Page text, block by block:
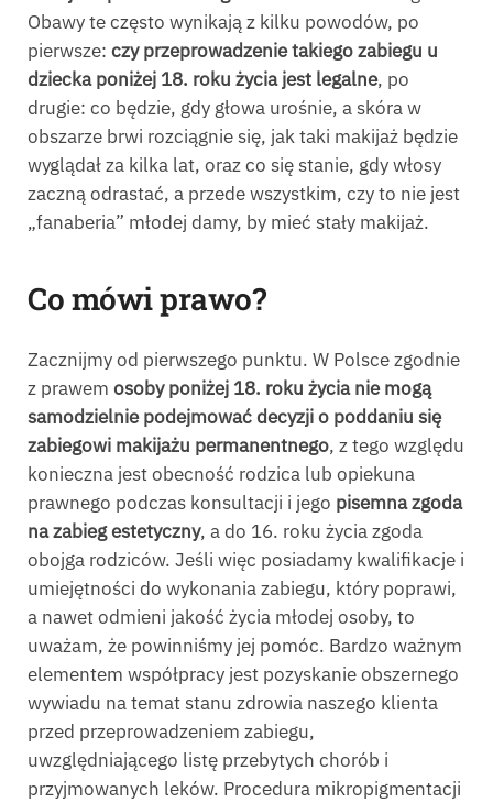
Obawy te często wynikają z kilku powodów, po
pierwsze: czy przeprowadzenie takiego zabiegu u
dziecka poniżej 18. roku życia jest legalne, po
drugie: co będzie, gdy głowa urośnie, a skóra w
obszarze brwi rozciągnie się, jak taki makijaż będzie
wyglądał za kilka lat, oraz co się stanie, gdy włosy
zaczną odrastać, a przede wszystkim, czy to nie jest
„fanaberia” młodej damy, by mieć stały makijaż.
Co mówi prawo?
Zacznijmy od pierwszego punktu. W Polsce zgodnie
z prawem osoby poniżej 18. roku życia nie mogą
samodzielnie podejmować decyzji o poddaniu się
zabiegowi makijażu permanentnego, z tego względu
konieczna jest obecność rodzica lub opiekuna
prawnego podczas konsultacji i jego pisemna zgoda
na zabieg estetyczny, a do 16. roku życia zgoda
obojga rodziców. Jeśli więc posiadamy kwalifikacje i
umiejętności do wykonania zabiegu, który poprawi,
a nawet odmieni jakość życia młodej osoby, to
uważam, że powinniśmy jej pomóc. Bardzo ważnym
elementem współpracy jest pozyskanie obszernego
wywiadu na temat stanu zdrowia naszego klienta
przed przeprowadzeniem zabiegu,
uwzględniającego listę przebytych chorób i
przyjmowanych leków. Procedura mikropigmentacji